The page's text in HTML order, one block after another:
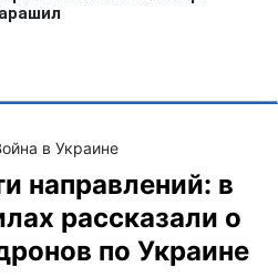
в Украине
направлений: в
рассказали о
по Украине